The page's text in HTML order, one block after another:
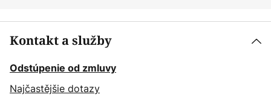
Kontakt a služby
Odstúpenie od zmluvy
Najčastějšie dotazy